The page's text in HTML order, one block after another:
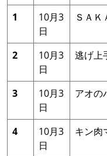
1
10月3
日
ＳＡ
2
10月3
日
逃げ
3
10月3
日
アオ
4
10月3
日
キン